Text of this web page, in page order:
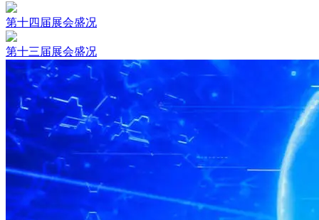
第十四届展会盛况
第十三届展会盛况